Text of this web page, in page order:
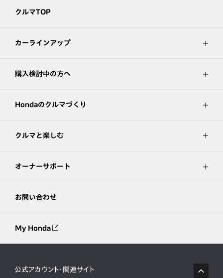
クルマTOP
カーラインアップ
購入検討中の方へ
Hondaのクルマづくり
クルマと楽しむ
オーナーサポート
お問い合わせ
My Honda
公式アカウント・関連サイト